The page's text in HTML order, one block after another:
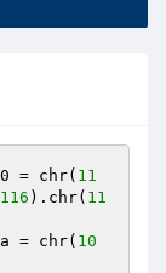
= chr( 11
116 ).chr( 11
= chr( 10